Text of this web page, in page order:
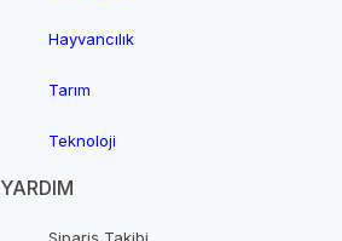
Hayvancılık
Tarım
Teknoloji
YARDIM